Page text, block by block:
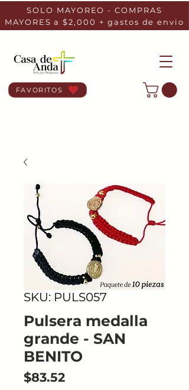
SOLO MAYOREO - COMPRAS
MAYORES a $2,000 + gastos de envio
FAVORITOS
SKU: PULS057
Pulsera medalla
grande - SAN
BENITO
$83.52Precio